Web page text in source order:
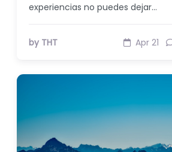
experiencias no puedes dejar…
by THT Apr 21